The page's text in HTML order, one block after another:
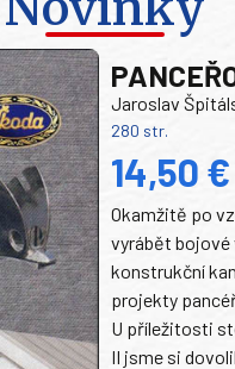
Jaroslav
280 str.
14,50
Okamžitě po
vyrábět bojové
konstrukční
projekty
U příležitosti
II jsme si